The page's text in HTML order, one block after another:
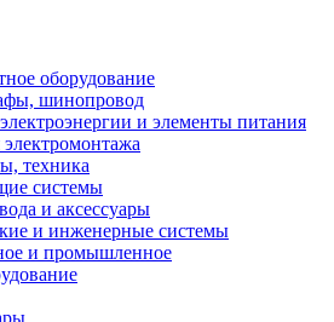
оборудование
шинопровод
и элементы питания
техника
системы
и аксессуары
и инженерные системы
и промышленное